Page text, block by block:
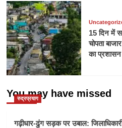
15 दिन में
चोपता
का
You may have missed
रुद्रप्रयाग
गढ़ीधार-ढुंग सड़क पर उबाल: